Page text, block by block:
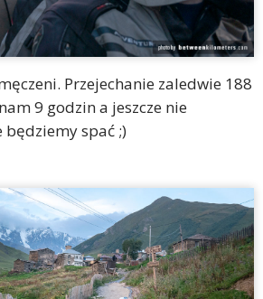
Przejechanie zaledwie 188
9 godzin a jeszcze nie
spać ;)